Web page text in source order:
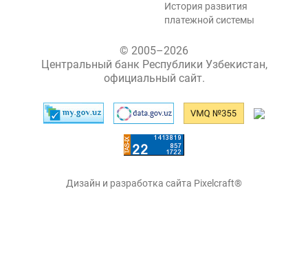
История развития
платежной системы
© 2005–2026
Центральный банк Республики Узбекистан,
официальный сайт.
Дизайн и разработка сайта Pixelcraft®